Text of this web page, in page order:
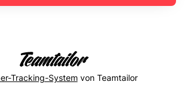
Tracking-Systemvon Teamtailor